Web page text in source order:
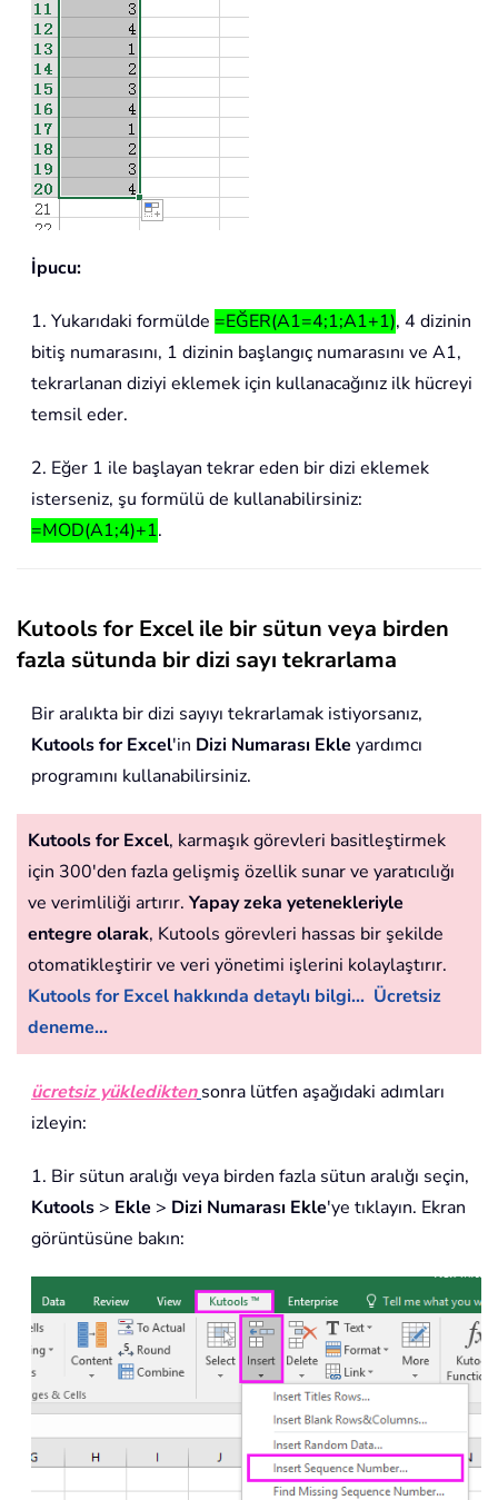
İpucu:
1. Yukarıdaki formülde =EĞER(A1=4;1;A1+1), 4 dizinin
bitiş numarasını, 1 dizinin başlangıç numarasını ve A1,
tekrarlanan diziyi eklemek için kullanacağınız ilk hücreyi
temsil eder.
2. Eğer 1 ile başlayan tekrar eden bir dizi eklemek
isterseniz, şu formülü de kullanabilirsiniz:
=MOD(A1;4)+1.
Kutools for Excel ile bir sütun veya birden
fazla sütunda bir dizi sayı tekrarlama
Bir aralıkta bir dizi sayıyı tekrarlamak istiyorsanız,
Kutools for Excel'in Dizi Numarası Ekle yardımcı
programını kullanabilirsiniz.
Kutools for Excel, karmaşık görevleri basitleştirmek
için 300'den fazla gelişmiş özellik sunar ve yaratıcılığı
ve verimliliği artırır. Yapay zeka yetenekleriyle
entegre olarak, Kutools görevleri hassas bir şekilde
otomatikleştirir ve veri yönetimi işlerini kolaylaştırır.
Kutools for Excel hakkında detaylı bilgi... Ücretsiz
deneme...
ücretsiz yükledikten sonra lütfen aşağıdaki adımları
izleyin:
1. Bir sütun aralığı veya birden fazla sütun aralığı seçin,
Kutools > Ekle > Dizi Numarası Ekle'ye tıklayın. Ekran
görüntüsüne bakın: